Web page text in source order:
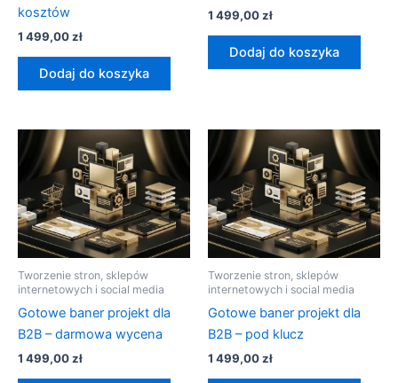
kosztów
1 499,00zł
Dodaj do koszyka
1 499,00zł
Dodaj do koszyka
Tworzenie stron, sklepów
internetowych i social media
Gotowe baner projekt dla
B2B – darmowa wycena
1 499,00zł
Tworzenie stron, sklepów
internetowych i social media
Gotowe baner projekt dla
B2B – pod klucz
1 499,00zł